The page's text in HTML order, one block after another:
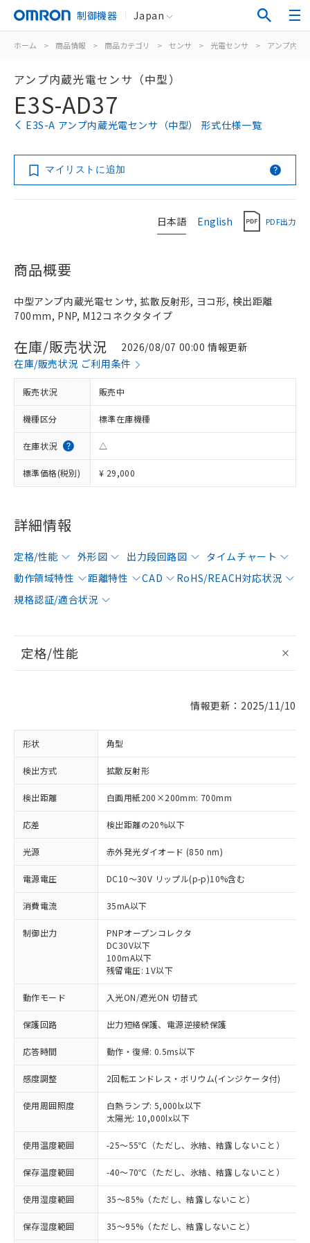
制御機器 Japan
ホーム > 商品情報 > 商品カテゴリ > センサ > 光電センサ > アンプ内蔵
アンプ内蔵光電センサ（中型）
E3S-AD37
E3S-A アンプ内蔵光電センサ（中型） 形式仕様一覧
マイリストに追加
日本語 English PDF出力
商品概要
中型アンプ内蔵光電センサ, 拡散反射形, ヨコ形, 検出距離
700mm, PNP, M12コネクタタイプ
在庫/販売状況
2026/08/07 00:00 情報更新
在庫/販売状況 ご利用条件
販売状況 販売中
機種区分 標準在庫機種
在庫状況 △
標準価格(税別) ¥ 29,000
詳細情報
定格/性能 外形図 出力段回路図
タイムチャート
動作領域特性
距離特性 CAD
RoHS/REACH対応状況
規格認証/適合状況
定格/性能
情報更新：2025/11/10
形状 角型
検出方式 拡散反射形
検出距離 白画用紙200×200mm: 700mm
応差 検出距離の20%以下
光源 赤外発光ダイオード (850 nm)
電源電圧 DC10～30V リップル(p-p)10%含む
消費電流 35mA以下
制御出力
PNPオープンコレクタ
DC30V以下
100mA以下
残留電圧: 1V以下
動作モード 入光ON/遮光ON 切替式
保護回路 出力短絡保護、電源逆接続保護
応答時間 動作・復帰: 0.5ms以下
感度調整 2回転エンドレス・ボリウム(インジケータ付)
使用周囲照度
白熱ランプ: 5,000lx以下
太陽光: 10,000lx以下
使用温度範囲 -25～55℃（ただし、氷結、結露しないこと）
保存温度範囲 -40～70℃（ただし、氷結、結露しないこと）
使用湿度範囲 35～85%（ただし、結露しないこと）
保存湿度範囲 35～95%（ただし、結露しないこと）
ご利用条件
※1 対応状況
対応済み：EU RoHS指令（10物質）の
非含有に対応した製品が提供可能な商品で
す。
対応予定：EU RoHS指令（10物質）の非含
有に対応した製品に切り替える予定のある